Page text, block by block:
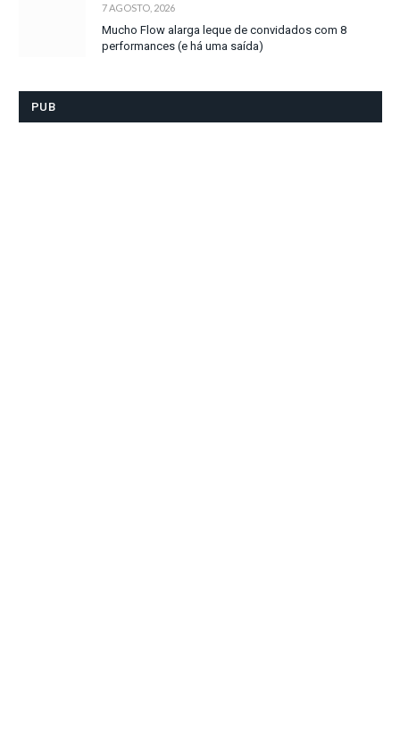
7 AGOSTO, 2026
Mucho Flow alarga leque de convidados com 8
performances (e há uma saída)
PUB